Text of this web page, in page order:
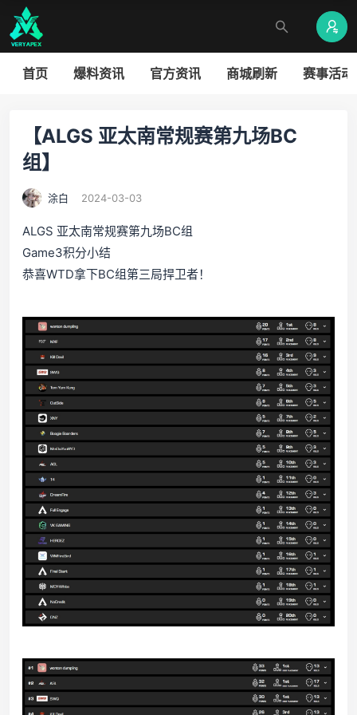
首页 爆料资讯 官方资讯 商城刷新 赛事活动
【ALGS 亚太南常规赛第九场BC
组】
涂白 2024-03-03
ALGS 亚太南常规赛第九场BC组
Game3积分小结
恭喜WTD拿下BC组第三局捍卫者！